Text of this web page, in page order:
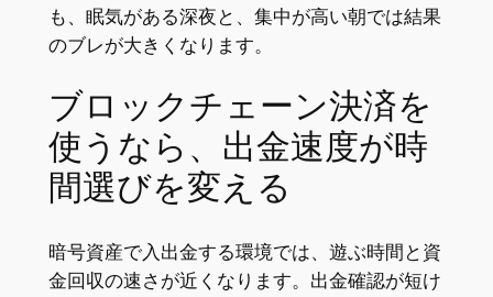
も、眠気がある深夜と、集中が高い朝では結果
のブレが大きくなります。
ブロックチェーン決済を
使うなら、出金速度が時
間選びを変える
暗号資産で入出金する環境では、遊ぶ時間と資
金回収の速さが近くなります。出金確認が短け